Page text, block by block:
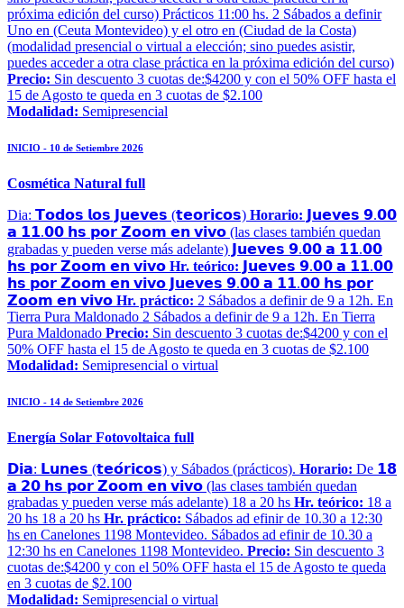
próxima edición del curso) Prácticos 11:00 hs. 2 Sábados a definir
Uno en (Ceuta Montevideo) y el otro en (Ciudad de la Costa)
(modalidad presencial o virtual a elección; sino puedes asistir,
puedes acceder a otra clase práctica en la próxima edición del curso)
Precio: Sin descuento 3 cuotas de:$4200 y con el 50% OFF hasta el
15 de Agosto te queda en 3 cuotas de $2.100
Modalidad: Semipresencial
INICIO - 10 de Setiembre 2026
Cosmética Natural full
Dia: 𝗧𝗼𝗱𝗼𝘀 𝗹𝗼𝘀 𝗝𝘂𝗲𝘃𝗲𝘀 (𝘁𝗲𝗼𝗿𝗶𝗰𝗼𝘀) Horario: 𝗝𝘂𝗲𝘃𝗲𝘀 𝟵.𝟬𝟬
𝗮 𝟭𝟭.𝟬𝟬 𝗵𝘀 𝗽𝗼𝗿 𝗭𝗼𝗼𝗺 𝗲𝗻 𝘃𝗶𝘃𝗼 (las clases también quedan
grabadas y pueden verse más adelante) 𝗝𝘂𝗲𝘃𝗲𝘀 𝟵.𝟬𝟬 𝗮 𝟭𝟭.𝟬𝟬
𝗵𝘀 𝗽𝗼𝗿 𝗭𝗼𝗼𝗺 𝗲𝗻 𝘃𝗶𝘃𝗼 Hr. teórico: 𝗝𝘂𝗲𝘃𝗲𝘀 𝟵.𝟬𝟬 𝗮 𝟭𝟭.𝟬𝟬
𝗵𝘀 𝗽𝗼𝗿 𝗭𝗼𝗼𝗺 𝗲𝗻 𝘃𝗶𝘃𝗼 𝗝𝘂𝗲𝘃𝗲𝘀 𝟵.𝟬𝟬 𝗮 𝟭𝟭.𝟬𝟬 𝗵𝘀 𝗽𝗼𝗿
𝗭𝗼𝗼𝗺 𝗲𝗻 𝘃𝗶𝘃𝗼 Hr. práctico: 2 Sábados a definir de 9 a 12h. En
Tierra Pura Maldonado 2 Sábados a definir de 9 a 12h. En Tierra
Pura Maldonado Precio: Sin descuento 3 cuotas de:$4200 y con el
50% OFF hasta el 15 de Agosto te queda en 3 cuotas de $2.100
Modalidad: Semipresencial o virtual
INICIO - 14 de Setiembre 2026
Energía Solar Fotovoltaica full
𝗗𝗶𝗮: 𝗟𝘂𝗻𝗲𝘀 (𝘁𝗲𝗼́𝗿𝗶𝗰𝗼𝘀) y Sábados (prácticos). Horario: De 𝟭𝟴
𝗮 𝟮𝟬 𝗵𝘀 𝗽𝗼𝗿 𝗭𝗼𝗼𝗺 𝗲𝗻 𝘃𝗶𝘃𝗼 (las clases también quedan
grabadas y pueden verse más adelante) 18 a 20 hs Hr. teórico: 18 a
20 hs 18 a 20 hs Hr. práctico: Sábados ad efinir de 10.30 a 12:30
hs en Canelones 1198 Montevideo. Sábados ad efinir de 10.30 a
12:30 hs en Canelones 1198 Montevideo. Precio: Sin descuento 3
cuotas de:$4200 y con el 50% OFF hasta el 15 de Agosto te queda
en 3 cuotas de $2.100
Modalidad: Semipresencial o virtual